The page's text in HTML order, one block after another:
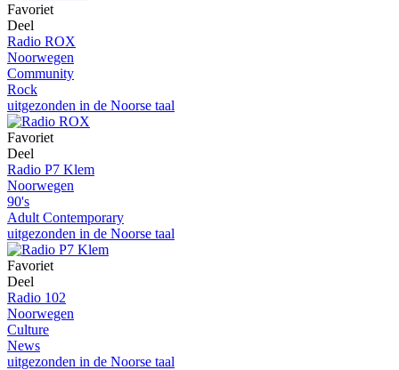
Favoriet
Deel
Radio ROX
Noorwegen
Community
Rock
uitgezonden in de Noorse taal
Favoriet
Deel
Radio P7 Klem
Noorwegen
90's
Adult Contemporary
uitgezonden in de Noorse taal
Favoriet
Deel
Radio 102
Noorwegen
Culture
News
uitgezonden in de Noorse taal